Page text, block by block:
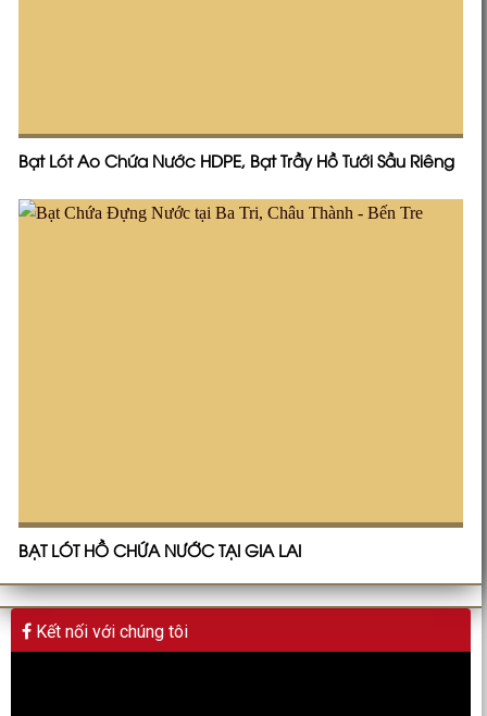
Bạt Lót Ao Chứa Nước HDPE, Bạt Trầy Hồ Tưới Sầu Riêng
BẠT LÓT HỒ CHỨA NƯỚC TẠI GIA LAI
Kết nối với chúng tôi